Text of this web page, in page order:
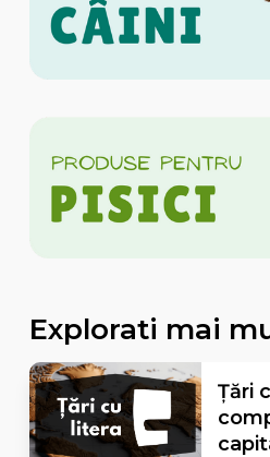
Explorati mai
Țări